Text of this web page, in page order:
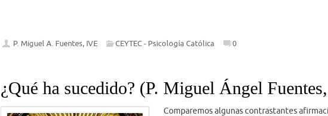
P. Miguel A. Fuentes, IVE CEYTEC - Psicología Católica 0
¿Qué ha sucedido? (P. Miguel Ángel
Comparemos algunas contrastantes